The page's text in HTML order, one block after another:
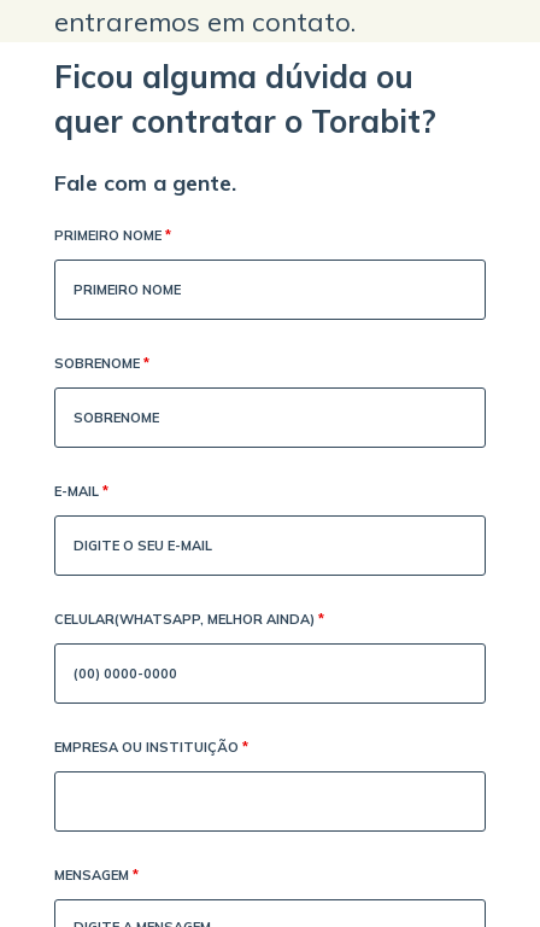
entraremos em contato.
Ficou alguma dúvida ou
quer contratar o Torabit?
Fale com a gente.
PRIMEIRO NOME *
SOBRENOME *
E-MAIL *
CELULAR(WHATSAPP, MELHOR AINDA) *
EMPRESA OU INSTITUIÇÃO *
MENSAGEM *